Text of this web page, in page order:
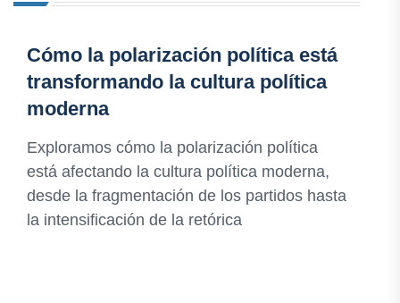
Cómo la polarización política está
transformando la cultura política
moderna
Exploramos cómo la polarización política
está afectando la cultura política moderna,
desde la fragmentación de los partidos hasta
la intensificación de la retórica